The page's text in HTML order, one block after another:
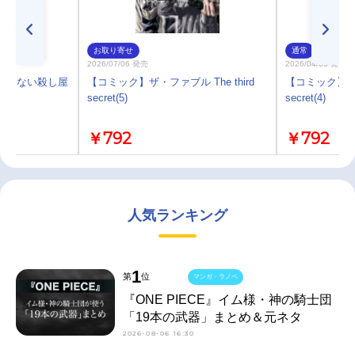
さない殺し屋
お取り寄せ
2026/07/06 発売
【コミック】ザ・ファブル The third
secret(5)
￥792
通常
2026/04/06 発売
【コミック】
secret(4)
￥792
人気ランキング
第1位
『ONE PIECE』イム様・神の騎士団
「19本の武器」まとめ＆元ネタ
2026-08-06 16:30
マンガ・ラノベ